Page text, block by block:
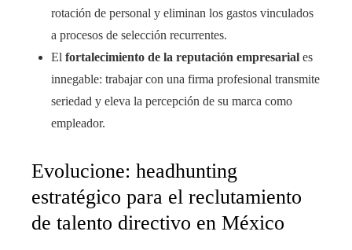
rotación de personal y eliminan los gastos vinculados
a procesos de selección recurrentes.
El fortalecimiento de la reputación empresarial es
innegable: trabajar con una firma profesional transmite
seriedad y eleva la percepción de su marca como
empleador.
Evolucione: headhunting
estratégico para el reclutamiento
de talento directivo en México